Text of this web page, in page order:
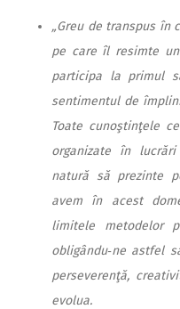
„Greu de transpus în
pe care îl resimte
participa la primul
sentimentul de
Toate cunoştinţele
organizate în
natură să prezinte
avem în acest
limitele metodelor
obligându‑ne astfel
perseverenţă,
evolua.